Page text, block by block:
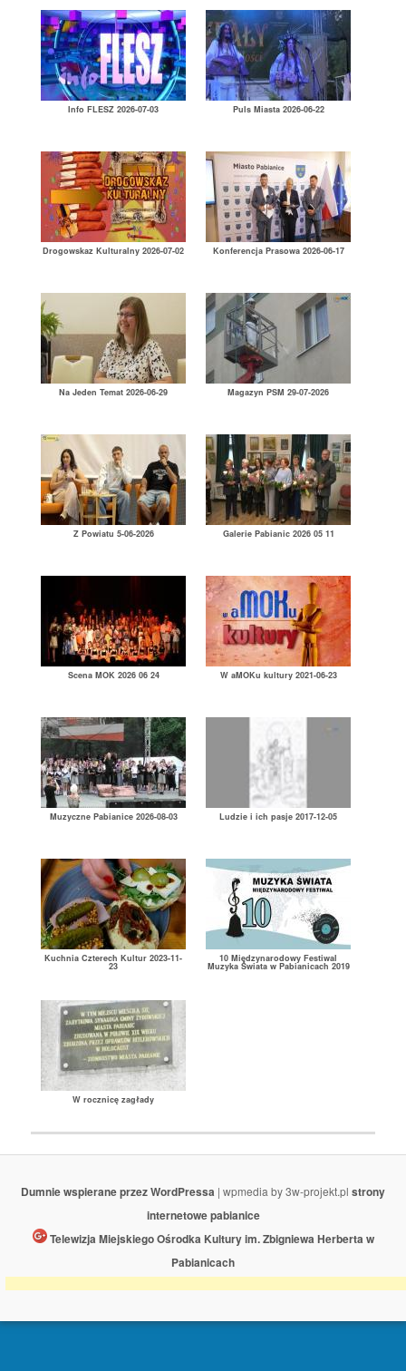
Info FLESZ 2026-07-03 Puls Miasta 2026-06-22
Drogowskaz Kulturalny 2026-07-02 Konferencja Prasowa 2026-06-17
Na Jeden Temat 2026-06-29 Magazyn PSM 29-07-2026
Z Powiatu 5-06-2026 Galerie Pabianic 2026 05 11
Scena MOK 2026 06 24 W aMOKu kultury 2021-06-23
Muzyczne Pabianice 2026-08-03 Ludzie i ich pasje 2017-12-05
Kuchnia Czterech Kultur 2023-11-
23
10 Międzynarodowy Festiwal
Muzyka Świata w Pabianicach 2019
W rocznicę zagłady
Dumnie wspierane przez WordPressa | wpmedia by 3w-projekt.pl strony
internetowe pabianice
Telewizja Miejskiego Ośrodka Kultury im. Zbigniewa Herberta w
Pabianicach